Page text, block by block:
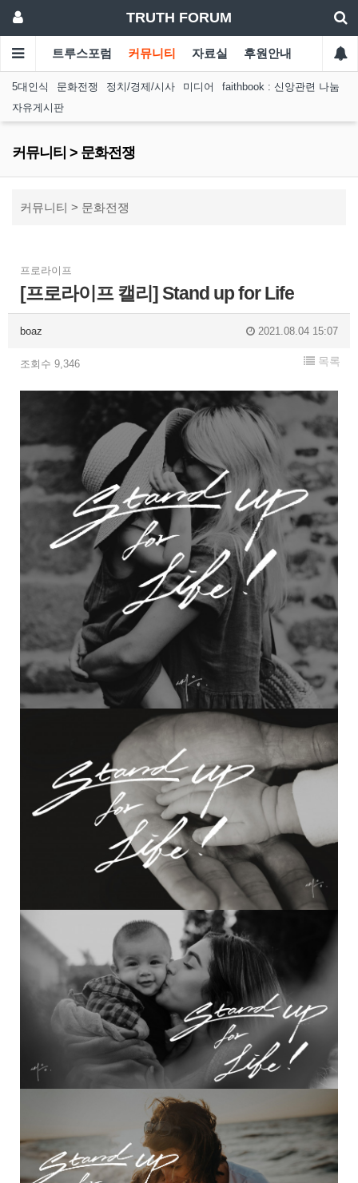
TRUTH FORUM
트루스포럼 커뮤니티 자료실 후원안내
5대인식 문화전쟁 정치/경제/시사 미디어
faithbook : 신앙관련 나눔
자유게시판
커뮤니티 > 문화전쟁
커뮤니티 > 문화전쟁
프로라이프
[프로라이프 캘리] Stand up for Life
boaz 2021.08.04 15:07
조회수 9,346 목록